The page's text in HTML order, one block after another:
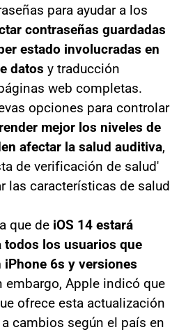
para ayudar a los
contraseñas guardadas
estado involucradas en
datos y traducción
web completas.
opciones para controlar
mejor los niveles de
afectar la salud auditiva,
de verificación de salud'
las características de salud
que de iOS 14 estará
todos los usuarios que
6s y versiones
embargo, Apple indicó que
ofrece esta actualización
cambios según el país en